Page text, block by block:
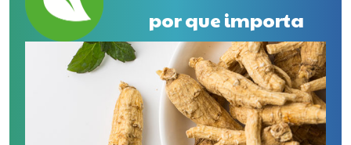
por que importa